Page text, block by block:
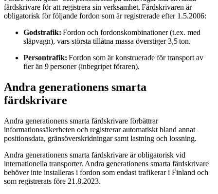
färdskrivare för att registrera sin verksamhet. Färdskrivaren är
obligatorisk för följande fordon som är registrerade efter 1.5.2006:
Godstrafik: Fordon och fordonskombinationer (t.ex. med
släpvagn), vars största tillåtna massa överstiger 3,5 ton.
Persontrafik: Fordon som är konstruerade för transport av
fler än 9 personer (inbegripet föraren).
Andra generationens smarta
färdskrivare
Andra generationens smarta färdskrivare förbättrar
informationssäkerheten och registrerar automatiskt bland annat
positionsdata, gränsöverskridningar samt lastning och lossning.
Andra generationens smarta färdskrivare är obligatorisk vid
internationella transporter. Andra generationens smarta färdskrivare
behöver inte installeras i fordon som endast trafikerar i Finland och
som registrerats före 21.8.2023.